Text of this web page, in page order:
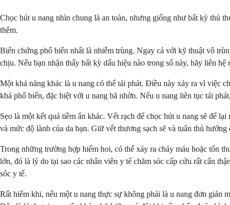
Chọc hút u nang nhìn chung là an toàn, nhưng giống như bất kỳ thủ
thêm.
Biến chứng phổ biến nhất là nhiễm trùng. Ngay cả với kỹ thuật vô
chịu. Nếu bạn nhận thấy bất kỳ dấu hiệu nào trong số này, hãy liên
Một khả năng khác là u nang có thể tái phát. Điều này xảy ra vì việc
khá phổ biến, đặc biệt với u nang bã nhờn. Nếu u nang liên tục tái
Sẹo là một kết quả tiềm ẩn khác. Vết rạch để chọc hút u nang sẽ để
và mức độ lành của da bạn. Giữ vết thương sạch sẽ và tuân thủ
Trong những trường hợp hiếm hoi, có thể xảy ra chảy máu hoặc tổn
lớn, đó là lý do tại sao các nhân viên y tế chăm sóc cấp cứu rất cẩn
sóc y tế.
Rất hiếm khi, nếu một u nang thực sự không phải là u nang đơn giản